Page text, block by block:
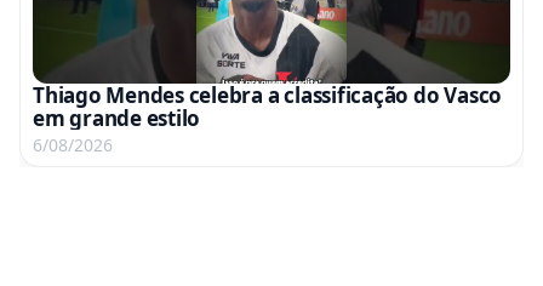
Thiago Mendes celebra a classificação do Vasco
em grande estilo
6/08/2026